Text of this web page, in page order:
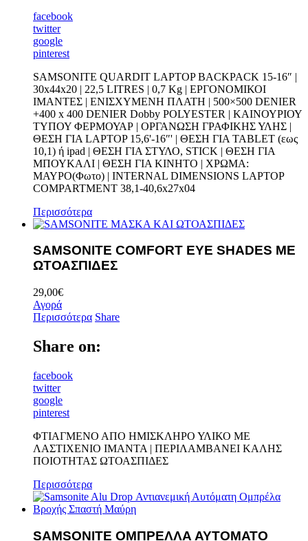
facebook
twitter
google
pinterest
SAMSONITE QUARDIT LAPTOP BACKPACK 15-16″ |
30x44x20 | 22,5 LITRES | 0,7 Kg | EPΓΟΝΟΜΙΚΟΙ
ΙΜΑΝΤΕΣ | ΕΝΙΣΧΥΜΕΝΗ ΠΛΑΤΗ | 500×500 DENIER
+400 x 400 DENIER Dobby POLYESTER | ΚΑΙΝΟΥΡΙΟΥ
ΤΥΠΟΥ ΦΕΡΜΟΥΑΡ | ΟΡΓΑΝΩΣΗ ΓΡΑΦΙΚΗΣ ΥΛΗΣ |
ΘΕΣΗ ΓΙΑ LAPTOP 15,6'-16″' | ΘΕΣΗ ΓΙΑ TABLET (εως
10,1) ή ipad | ΘΕΣΗ ΓΙΑ ΣΤΥΛΟ, STICK | ΘΕΣΗ ΓΙΑ
ΜΠΟΥΚΑΛΙ | ΘΕΣΗ ΓΙΑ ΚΙΝΗΤΟ | ΧΡΩΜΑ:
ΜΑΥΡΟ(Φωτο) | INTERNAL DIMENSIONS LAPTOP
COMPARTMENT 38,1-40,6x27x04
Περισσότερα
SAMSONITE COMFORT EYE SHADES ME
ΩΤΟΑΣΠΙΔΕΣ
29,00€
Αγορά
Περισσότερα Share
Share on:
facebook
twitter
google
pinterest
ΦΤΙΑΓΜΕΝΟ ΑΠΟ ΗΜΙΣΚΛΗΡΟ ΥΛΙΚΟ ΜΕ
ΛΑΣΤΙΧΕΝΙΟ ΙΜΑΝΤΑ | ΠΕΡΙΛΑΜΒΑΝΕΙ ΚΑΛΗΣ
ΠΟΙΟΤΗΤΑΣ ΩΤΟΑΣΠΙΔΕΣ
Περισσότερα
SAMSONITE OMΠΡΕΛΛΑ ΑΥΤΟΜΑΤΟ